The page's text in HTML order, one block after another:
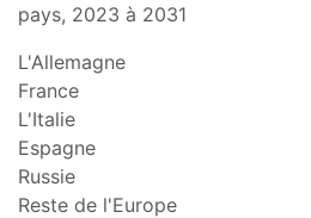
pays, 2023 à 2031
L'Allemagne
France
L'Italie
Espagne
Russie
Reste de l'Europe